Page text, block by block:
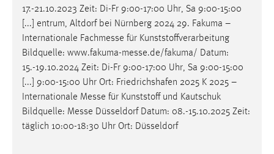
17.-21.10.2023 Zeit: Di-Fr 9:00-17:00 Uhr, Sa 9:00-15:00
[...] entrum, Altdorf bei Nürnberg 2024 29. Fakuma –
Internationale Fachmesse für Kunststoffverarbeitung
Bildquelle: www.fakuma-messe.de/fakuma/ Datum:
15.-19.10.2024 Zeit: Di-Fr 9:00-17:00 Uhr, Sa 9:00-15:00
[...] 9:00-15:00 Uhr Ort: Friedrichshafen 2025 K 2025 –
Internationale Messe für Kunststoff und Kautschuk
Bildquelle: Messe Düsseldorf Datum: 08.-15.10.2025 Zeit:
täglich 10:00-18:30 Uhr Ort: Düsseldorf